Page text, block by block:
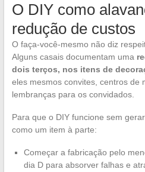
O DIY como
redução de custos
O faça-você-mesmo não diz
Alguns casais documentam uma
dois terços, nos itens de
eles mesmos convites, centros de
lembranças para os convidados.
Para que o DIY funcione sem
como um item à parte:
Começar a fabricação pelo
dia D para absorver falhas e